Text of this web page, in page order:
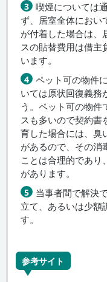
喫煙については
ず、居室全体におい
が付着した場合は、
スの貼替費用は借主
います。
ペット可の物件
いては原状回復義務
う。ペット可の物件
スも多いので契約書
育した場合には、臭
があるので、その消
ことは合理的であり
があります。
当事者間で解決
立て、あるいは少額
す。
参考サイト